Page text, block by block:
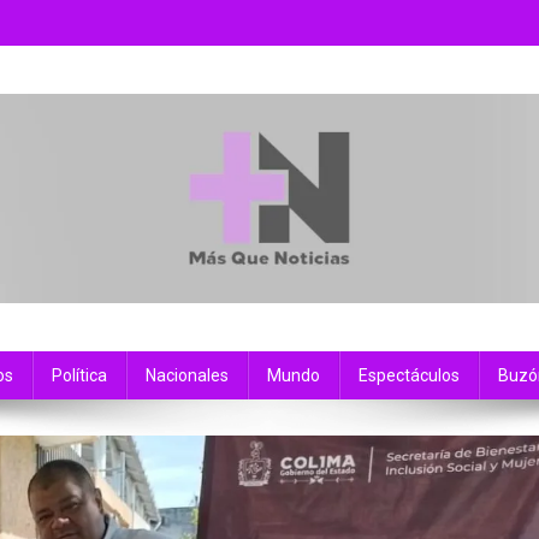
Política Nacionales Mundo Espectáculos